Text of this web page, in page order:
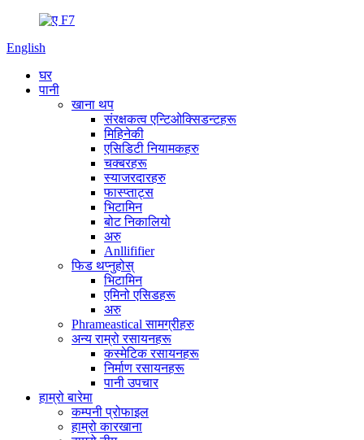
English
घर
पानी
खाना थप
संरक्षकत्व एन्टिओक्सिडन्टहरू
मिहिनेकी
एसिडिटी नियामकहरु
चक्बरहरू
स्याजरदारहरु
फास्प्ताट्स
भिटामिन
बोट निकालियो
अरु
Anllififier
फिड थप्नुहोस्
भिटामिन
एमिनो एसिडहरू
अरु
Phrameastical सामग्रीहरु
अन्य राम्रो रसायनहरू
कस्मेटिक रसायनहरू
निर्माण रसायनहरू
पानी उपचार
हाम्रो बारेमा
कम्पनी प्रोफाइल
हाम्रो कारखाना